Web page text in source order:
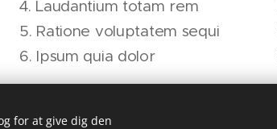
4. Laudantium totam rem
5. Ratione voluptatem sequi
6. Ipsum quia dolor
for at give dig den